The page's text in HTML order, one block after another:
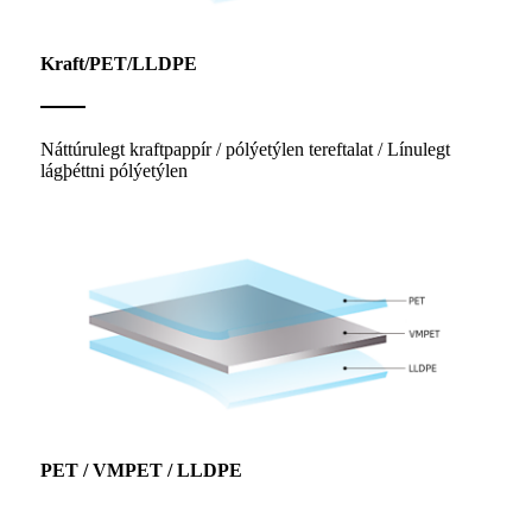
Kraft/PET/LLDPE
Náttúrulegt kraftpappír / pólýetýlen tereftalat / Línulegt
lágþéttni pólýetýlen
PET / VMPET / LLDPE